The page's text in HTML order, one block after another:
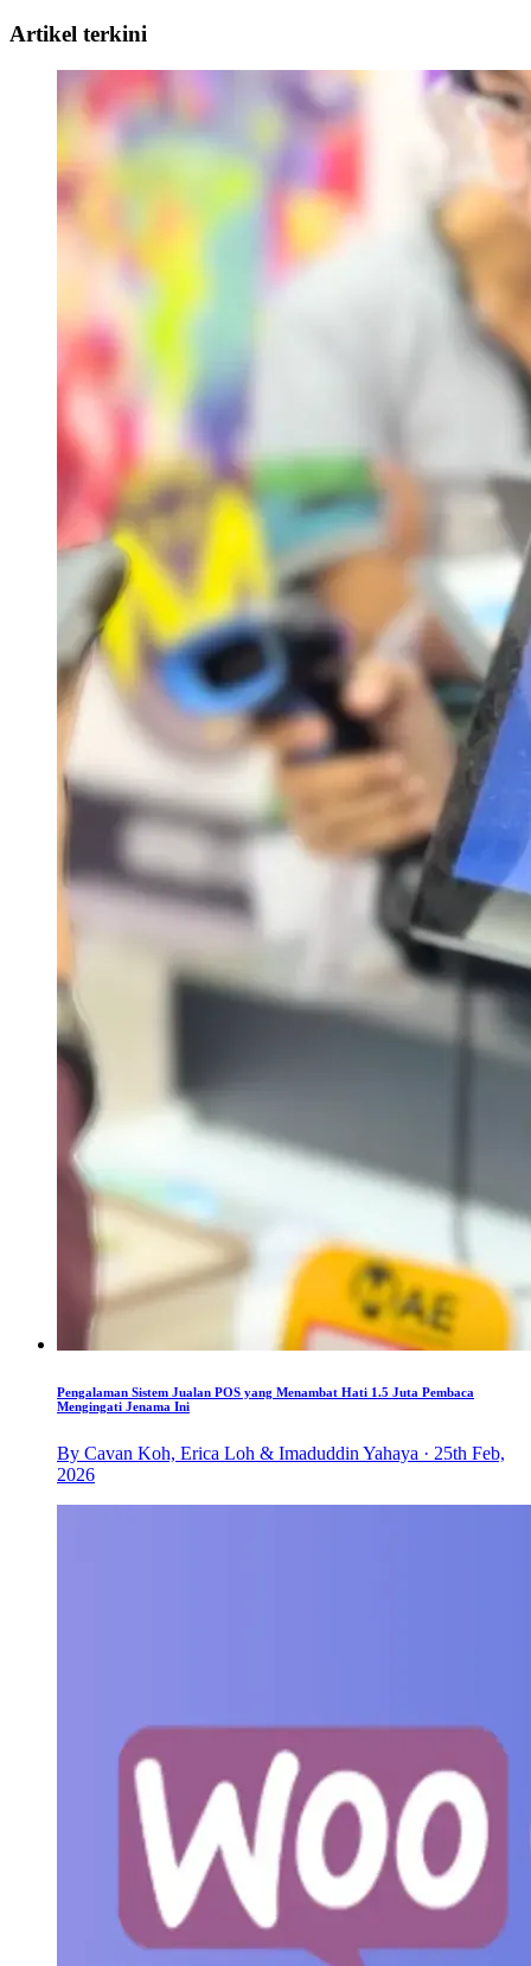
Artikel terkini
Pengalaman Sistem Jualan POS yang Menambat Hati 1.5 Juta Pembaca
Mengingati Jenama Ini
By Cavan Koh, Erica Loh & Imaduddin Yahaya · 25th Feb,
2026